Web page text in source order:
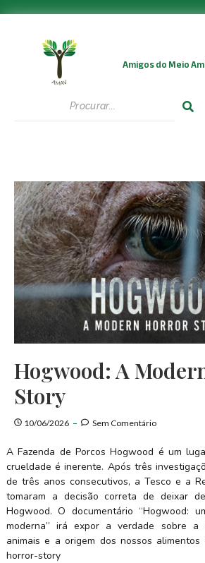
Amigos do Meio
Hogwood: A
Story
10/06/2026 Sem Comentário
A Fazenda de Porcos Hogwood é um
crueldade é inerente. Após três
de três anos consecutivos, a Tesco e a
tomaram a decisão correta de deixar
Hogwood. O documentário “Hogwood:
moderna” irá expor a verdade sobre a
animais e a origem dos nossos alimentos
horror-story